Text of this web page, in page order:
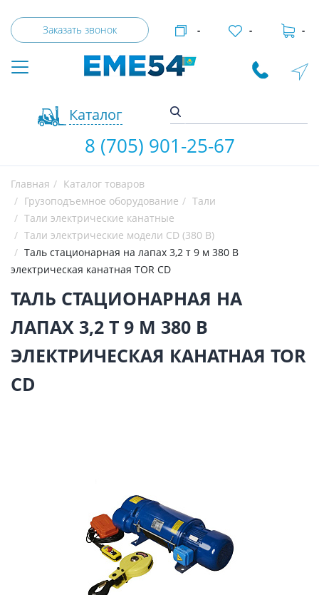
Заказать звонок
Каталог
- - -
8 (705) 901-25-67
Главная
Каталог товаров
Грузоподъемное оборудование
Тали
Тали электрические канатные
Тали электрические модели CD (380 В)
Таль стационарная на лапах 3,2 т 9 м 380 В
электрическая канатная TOR CD
ТАЛЬ СТАЦИОНАРНАЯ НА
ЛАПАХ 3,2 Т 9 М 380 В
ЭЛЕКТРИЧЕСКАЯ КАНАТНАЯ TOR
CD